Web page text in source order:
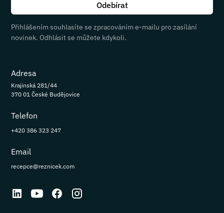
Přihlášením souhlasíte se zpracováním e-mailu pro zasílání
novinek. Odhlásit se můžete kdykoli.
Adresa
Krajinská 281/44
370 01 České Budějovice
Telefon
+420 386 323 247
Email
recepce@reznicek.com